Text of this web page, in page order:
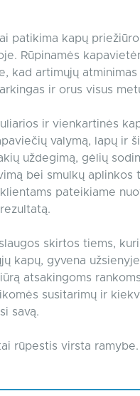
patikima kapų
Rūpinamės
kad artimųjų atminimas
ir orus visus
ir vienkartinės
valymą, lapų ir
uždegimą, gėlių
bei smulkų aplinkos
pateikiame
skirtos tiems,
kapų, gyvena
atsakingoms
susitarimų ir
savą.
rūpestis virsta ramybe.